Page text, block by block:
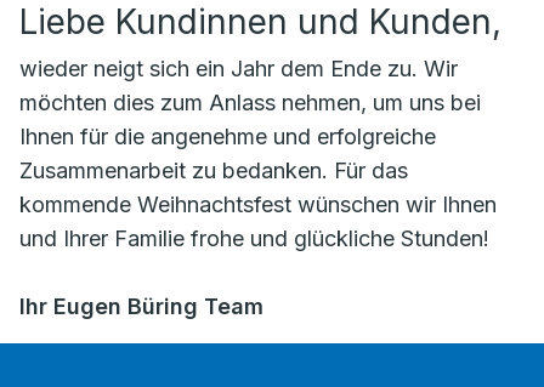
Liebe Kundinnen und Kunden,
wieder neigt sich ein Jahr dem Ende zu. Wir
möchten dies zum Anlass nehmen, um uns bei
Ihnen für die angenehme und erfolgreiche
Zusammenarbeit zu bedanken. Für das
kommende Weihnachtsfest wünschen wir Ihnen
und Ihrer Familie frohe und glückliche Stunden!
Ihr Eugen Büring Team